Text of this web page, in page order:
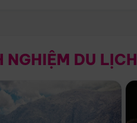
NGHIỆM DU LỊCH